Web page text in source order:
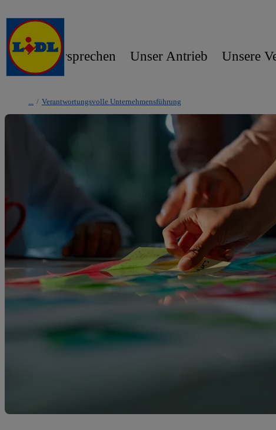
Unser Versprechen Unser Antrieb Unsere
/ Verantwortungsvolle Unternehmensführung